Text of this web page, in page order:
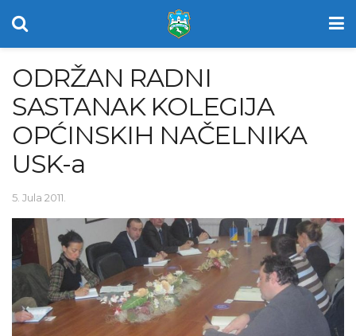
ODRŽAN RADNI
SASTANAK KOLEGIJA
OPĆINSKIH NAČELNIKA
USK-a
5. Jula 2011.